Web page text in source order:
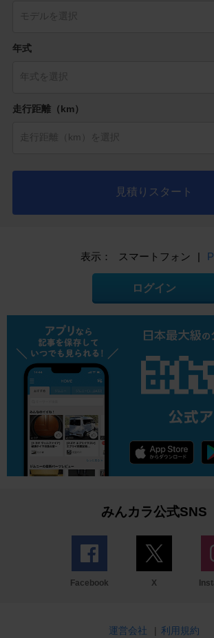
年式
走行距離（km）
見積りスタート
表示： スマートフォン |
ログイン
みんカラ公式SNS
Facebook X
運営会社 | 利用規約